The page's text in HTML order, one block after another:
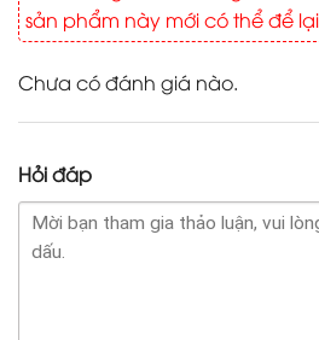
sản phẩm này mới có thể để
Chưa có đánh giá nào.
Hỏi đáp